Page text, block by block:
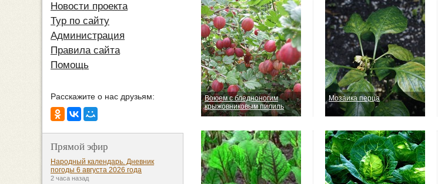
Воюем с бледноногим
крыжовниковым пилиль
Мозаика перца
Новости проекта
Тур по сайту
Администрация
Правила сайта
Помощь
Расскажите о нас друзьям:
Прямой эфир
Народный календарь. Дневник
погоды 6 августа 2026 года
2 часа назад